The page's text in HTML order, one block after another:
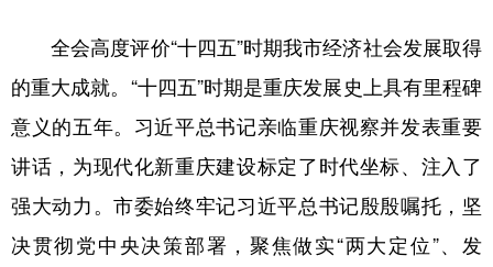
全会高度评价“十四五”时期我市经济社会发展取得
的重大成就。“十四五”时期是重庆发展史上具有里程碑
意义的五年。习近平总书记亲临重庆视察并发表重要
讲话，为现代化新重庆建设标定了时代坐标、注入了
强大动力。市委始终牢记习近平总书记殷殷嘱托，坚
决贯彻党中央决策部署，聚焦做实“两大定位”、发